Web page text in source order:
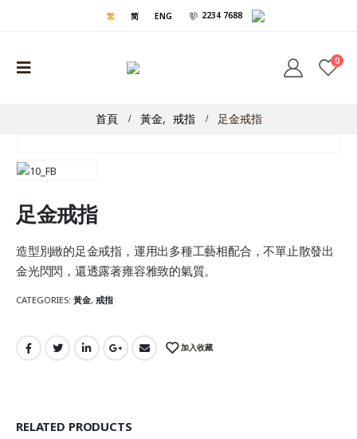
繁 简 ENG 2234 7688
0
首頁 黃金, 戒指 足金戒指
足金戒指
造型別緻的足金戒指，運用出多種工藝相配合，不單止散發出
金光閃閃，還透露著雍容雅致的氣質。
CATEGORIES: 黃金, 戒指
加入收藏
RELATED PRODUCTS